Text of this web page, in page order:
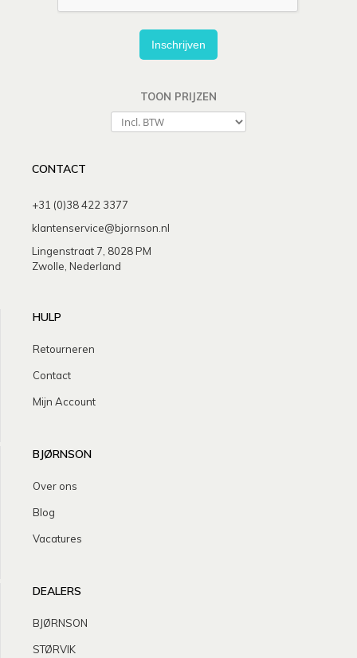
Inschrijven
TOON PRIJZEN
CONTACT
+31 (0)38 422 3377
klantenservice@bjornson.nl
Lingenstraat 7, 8028 PM
Zwolle, Nederland
HULP
Retourneren
Contact
Mijn Account
BJØRNSON
Over ons
Blog
Vacatures
DEALERS
BJØRNSON
STØRVIK